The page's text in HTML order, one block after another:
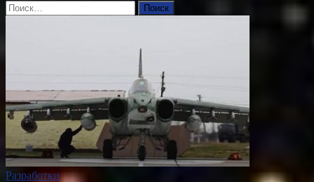
Найти:
Разработки